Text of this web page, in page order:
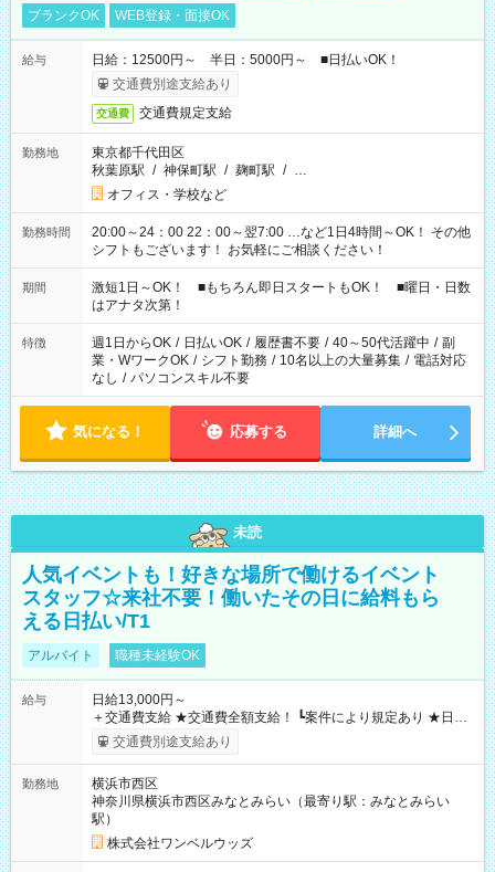
ブランクOK
WEB登録・面接OK
給与
日給：12500円～ 半日：5000円～ ■日払いOK！
交通費別途支給あり
交通費 交通費規定支給
勤務地
東京都千代田区
秋葉原駅 / 神保町駅 / 麹町駅 / …
オフィス・学校など
勤務時間
20:00～24：00 22：00～翌7:00 …など1日4時間～OK！ その他
シフトもございます！ お気軽にご相談ください！
期間
激短1日～OK！ ■もちろん即日スタートもOK！ ■曜日・日数
はアナタ次第！
特徴 週1日からOK / 日払いOK / 履歴書不要 / 40～50代活躍中 / 副
業・WワークOK / シフト勤務 / 10名以上の大量募集 / 電話対応
なし / パソコンスキル不要
気になる！ 応募する 詳細へ
未読
人気イベントも！好きな場所で働けるイベント
スタッフ☆来社不要！働いたその日に給料もら
える日払い/T1
アルバイト 職種未経験OK
給与
日給13,000円～
＋交通費支給 ★交通費全額支給！ ┗案件により規定あり ★日払
いOK！（規定あり） ┗働いたその日に現金GET♪ お仕事後はコ
ンビニATMから 日払い分を引き落とせます！ 【試用期間】試
交通費別途支給あり
勤務地
横浜市西区
神奈川県横浜市西区みなとみらい（最寄り駅：みなとみらい
駅）
株式会社ワンベルウッズ